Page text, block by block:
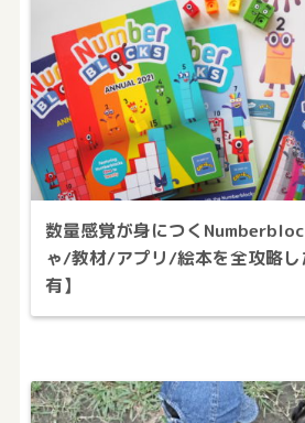
数量感覚が身につく
ゃ/教材/アプリ/絵本を全攻略し
有】